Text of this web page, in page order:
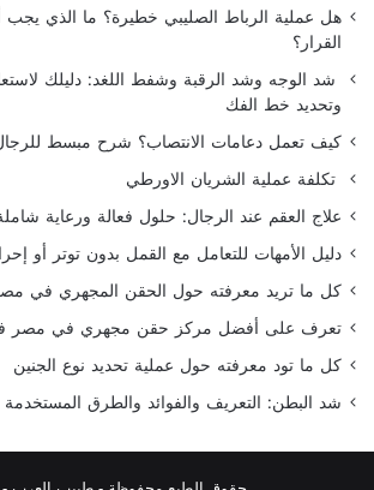
هل عملية الرباط الصليبي خطيرة؟ ما الذي يجب
القرار؟
شد الوجه وشد الرقبة وشفط اللغد: دليلك
وتحديد خط الفك
كيف تعمل دعامات الانتصاب؟ شرح مبسط للرجال
تكلفة عملية الشريان الاورطي
علاج العقم عند الرجال: حلول فعالة ورعاية
دليل الأمهات للتعامل مع القمل بدون توتر أو
كل ما تريد معرفته حول الحقن المجهري في
تعرف على أفضل مركز حقن مجهري في مصر في
كل ما تود معرفته حول عملية تحديد نوع الجنين
شد البطن: التعريف والفوائد والطرق المستخدمة